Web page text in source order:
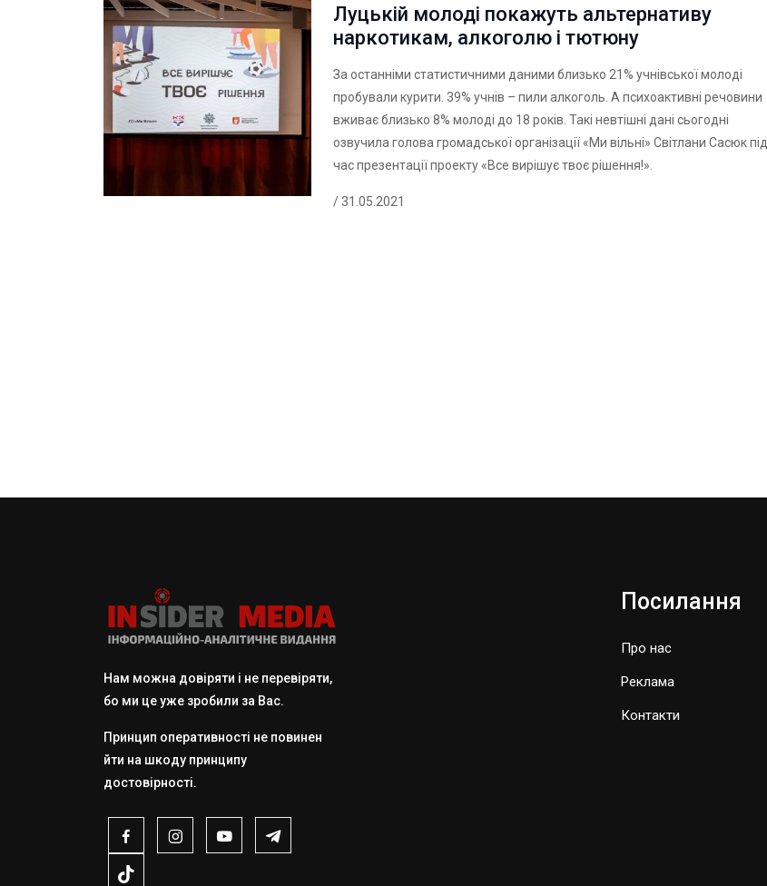
Луцькій молоді покажуть альтернативу
наркотикам, алкоголю і тютюну
За останніми статистичними даними близько 21% учнівської молоді
пробували курити. 39% учнів – пили алкоголь. А психоактивні речовини
вживає близько 8% молоді до 18 років. Такі невтішні дані сьогодні
озвучила голова громадської організації «Ми вільні» Світлани Сасюк під
час презентації проекту «Все вирішує твоє рішення!».
/ 31.05.2021
Нам можна довіряти і не перевіряти,
бо ми це уже зробили за Вас.
Принцип оперативності не повинен
йти на шкоду принципу
достовірності.
Посилання
Про нас
Реклама
Контакти